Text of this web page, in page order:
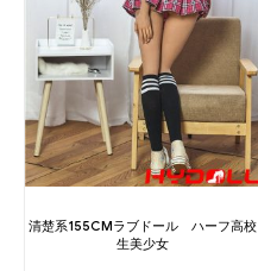
清楚系155CMラブドール ハーフ高校
生美少女